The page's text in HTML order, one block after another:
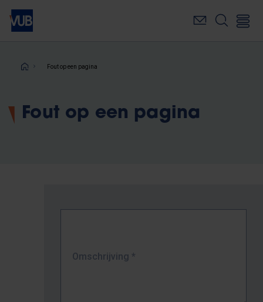
Overslaan
naar
inhoudKruimelpad
Fout op een pagina
Fout op een pagina
Omschrijving *